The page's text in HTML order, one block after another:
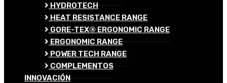
HYDROTECH
HEAT RESISTANCE RANGE
GORE-TEX® ERGONOMIC RANGE
ERGONOMIC RANGE
POWER TECH RANGE
COMPLEMENTOS
INNOVACIÓN